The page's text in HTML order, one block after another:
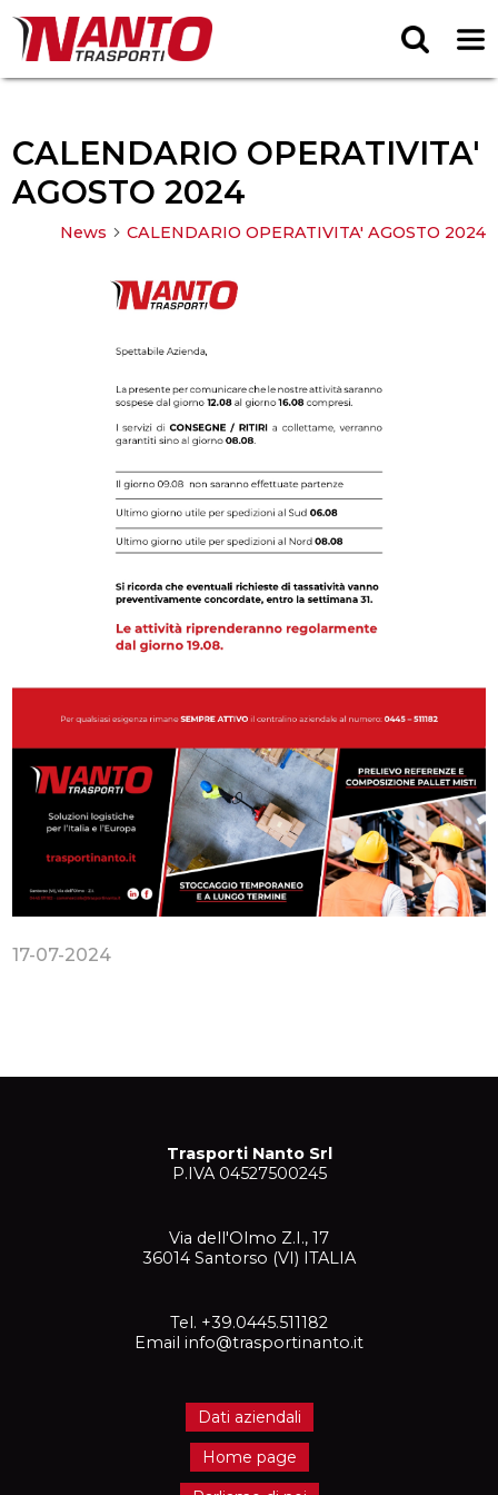
CALENDARIO OPERATIVITA'
AGOSTO 2024
News arrow_forward_ios CALENDARIO OPERATIVITA' AGOSTO 2024
17-07-2024
Trasporti Nanto Srl
P.IVA 04527500245
Via dell'Olmo Z.I., 17
36014 Santorso (VI) ITALIA
Tel. +39.0445.511182
Email info@trasportinanto.it
Dati aziendali
Home page